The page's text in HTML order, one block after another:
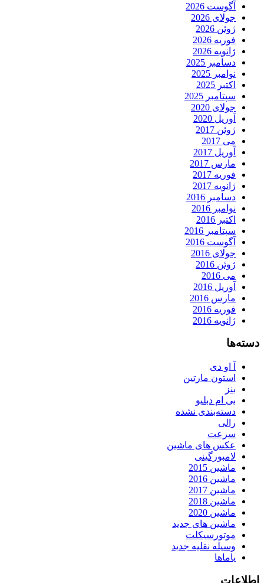
آگوست 2026
جولای 2026
ژوئن 2026
فوریه 2026
ژانویه 2026
دسامبر 2025
نوامبر 2025
اکتبر 2025
سپتامبر 2025
جولای 2020
آوریل 2020
ژوئن 2017
می 2017
آوریل 2017
مارس 2017
فوریه 2017
ژانویه 2017
دسامبر 2016
نوامبر 2016
اکتبر 2016
سپتامبر 2016
آگوست 2016
جولای 2016
ژوئن 2016
می 2016
آوریل 2016
مارس 2016
فوریه 2016
ژانویه 2016
دسته‌ها
آ او دی
استون مارتین
بنز
بی ام دبلیو
دسته‌بندی نشده
رالی
سرعت
عکس های ماشین
لامبورگینی
ماشین 2015
ماشین 2016
ماشین 2017
ماشین 2018
ماشین 2020
ماشین های جدید
موتورسیکلت
وسیله نقلیه جدید
یاماها
اطلاعات